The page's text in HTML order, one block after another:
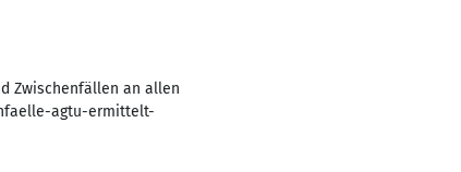
Zwischenfällen an allen
agtu-ermittelt-